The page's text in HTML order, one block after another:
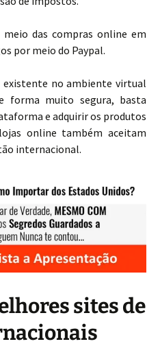
das compras online em
por meio do Paypal.
no ambiente virtual
forma muito segura, basta
e adquirir os produtos
online também aceitam
internacional.
sites de